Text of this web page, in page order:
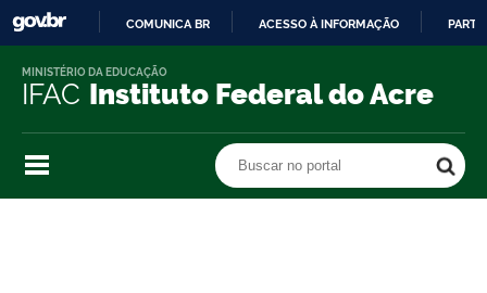
O
COMUNICA BR ACESSO À INFORMAÇÃO
IFAC Instituto Federal do Acre
MINISTÉRIO DA EDUCAÇÃO
Buscar no portal